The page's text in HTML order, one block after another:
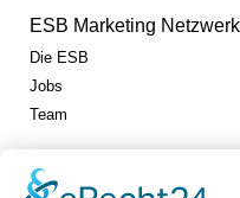
ESB Marketing Netzwerk
Die ESB
Jobs
Team
Jetzt